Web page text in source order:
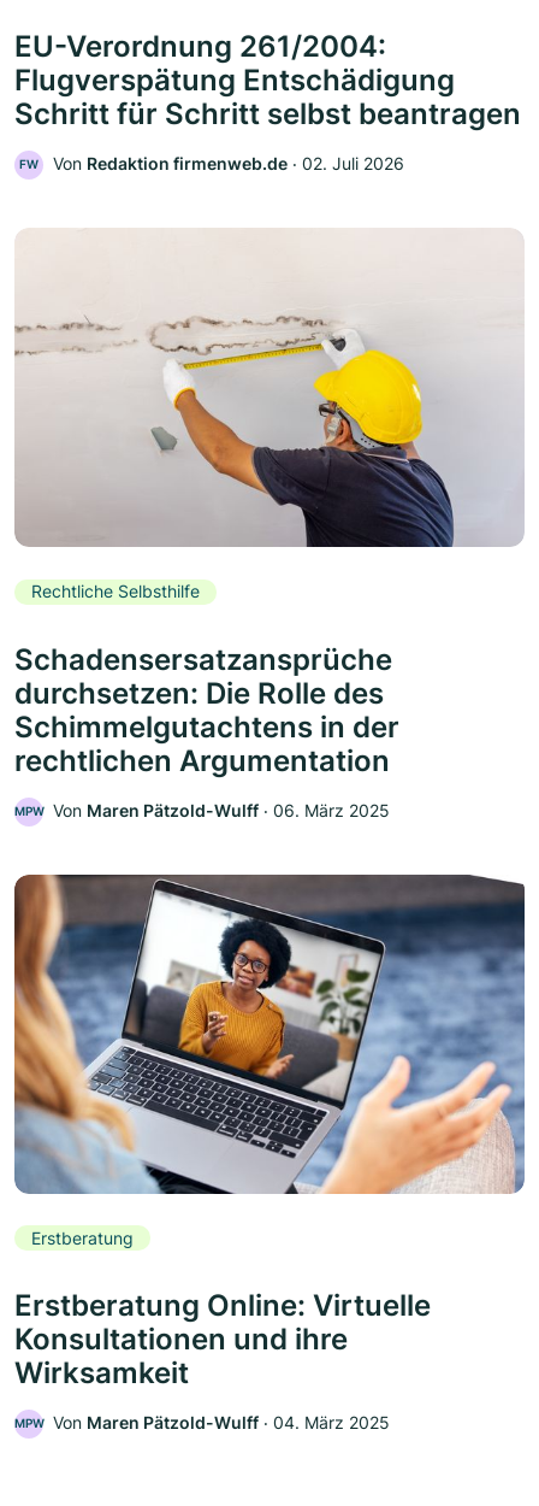
EU-Verordnung 261/2004:
Flugverspätung Entschädigung
Schritt für Schritt selbst beantragen
FW Von Redaktion firmenweb.de ‧ 02. Juli 2026
Rechtliche Selbsthilfe
Schadensersatzansprüche
durchsetzen: Die Rolle des
Schimmelgutachtens in der
rechtlichen Argumentation
MPW Von Maren Pätzold-Wulff ‧ 06. März 2025
Erstberatung
Erstberatung Online: Virtuelle
Konsultationen und ihre
Wirksamkeit
MPW Von Maren Pätzold-Wulff ‧ 04. März 2025